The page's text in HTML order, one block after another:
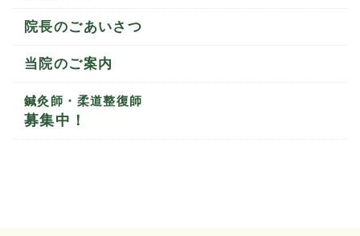
院長のごあいさつ
当院のご案内
鍼灸師・柔道整復師
募集中！